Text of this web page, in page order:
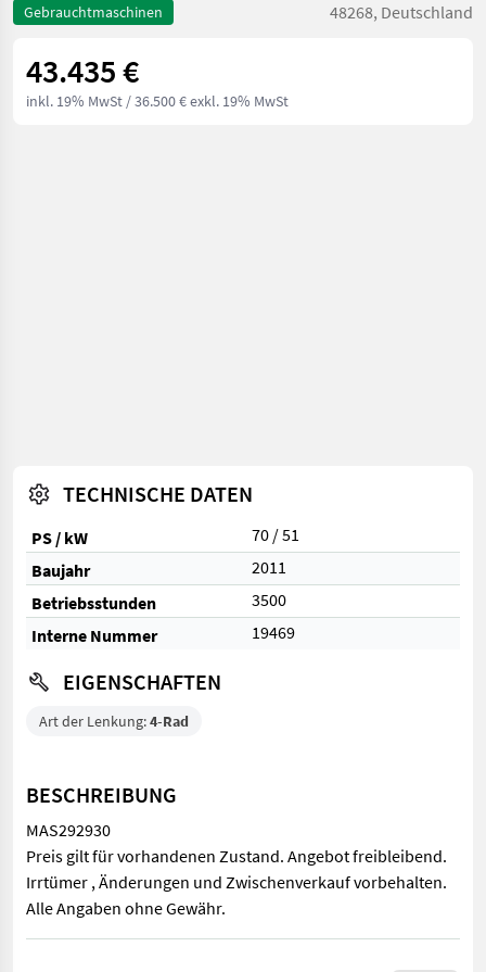
Gebrauchtmaschinen 48268, Deutschland
43.435 €
inkl. 19% MwSt / 36.500 € exkl. 19% MwSt
TECHNISCHE DATEN
PS / kW
70 / 51
Baujahr
2011
Betriebsstunden
3500
Interne Nummer
19469
EIGENSCHAFTEN
Art der Lenkung:4-Rad
BESCHREIBUNG
MAS292930
Preis gilt für vorhandenen Zustand. Angebot freibleibend.
Irrtümer , Änderungen und Zwischenverkauf vorbehalten.
Alle Angaben ohne Gewähr.
MAS292930 Preis gilt für vorhandenen Zustand. Angebot